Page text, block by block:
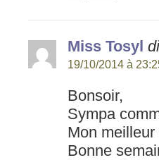
Miss Tosyl
19/10/2014 à
Bonsoir,
Sympa
Mon
Bonne